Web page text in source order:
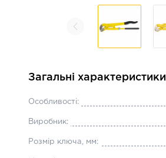
Загальні характеристики
Особливості:
Виробник:
Розмір ключа, мм: